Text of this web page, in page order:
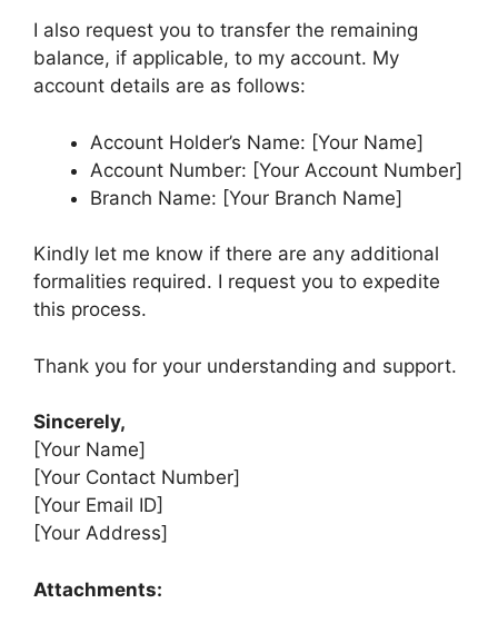
I also request you to transfer the remaining
balance, if applicable, to my account. My
account details are as follows:
Account Holder’s Name: [Your Name]
Account Number: [Your Account Number]
Branch Name: [Your Branch Name]
Kindly let me know if there are any additional
formalities required. I request you to expedite
this process.
Thank you for your understanding and support.
Sincerely,
[Your Name]
[Your Contact Number]
[Your Email ID]
[Your Address]
Attachments: